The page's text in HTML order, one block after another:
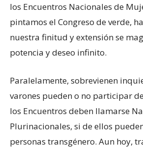
los Encuentros Nacionales de
pintamos el Congreso de verde,
nuestra finitud y extensión se
potencia y deseo infinito.
Paralelamente, sobrevienen
varones pueden o no participar
los Encuentros deben llamarse
Plurinacionales, si de ellos
personas transgénero. Aun hoy,